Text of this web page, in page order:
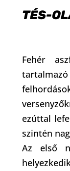
TÉS-
Fehér
ezúttal
szintén
Az első